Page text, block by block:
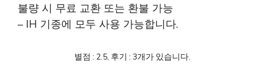
불량 시 무료 교환 또는 환불 가능
– IH 기종에 모두 사용 가능합니다.
별점 : 2.5, 후기 : 3개가 있습니다.